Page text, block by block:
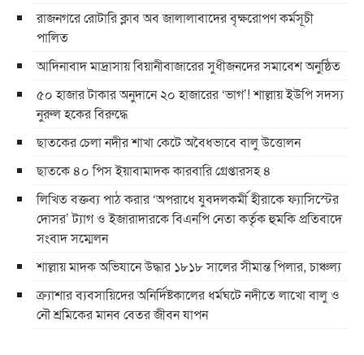
রাজনগরে রোটারি ক্লাব অব জালালাবাদের বৃক্ষরোপণ কর্মসূচী
পালিত
আদিনাবাদ মাদ্রাসায় বিয়ানীবাজারের সুধীজনদের সমাবেশ অনুষ্ঠিত
৫০ হাজার টাকার অনুদানে ২০ হাজারের ‘ভাগ’! শাল্লায় ইউপি সদস্য
নুরুল হকের বিরুদ্ধে
ছাতকের চেলা নদীর শাখা কেটে অবৈধভাবে বালু উত্তোলন
ছাতকে ৪০ পিস ইয়াবামাদক কারবারি গ্রেপ্তারসহ ৪
লিখিত বক্তব্য পাঠ করার ‘অপরাধে যুবদলকর্মী হীরাকে ফ্যাসিস্টের
দোসর’ ট্যাগ ও ইজারাদারকে বিএনপি নেতা কর্তৃক হুমকি প্রতিবাদে
সংবাদ সম্মেলন
শাল্লায় মাদক অভিযানে উদ্ধার ১৮১৮ সালের সীমান্ত পিলার, চাঞ্চল্য
ক্র্যাশার ব্যবসায়িদের অনির্দিষ্টকালের ধর্মঘটে নদীতে লাখো বালু ও
নৌ শ্রমিকের মানব বেতর জীবন যাপন